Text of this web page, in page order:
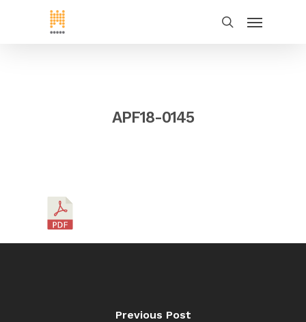
APF18-0145
Previous Post